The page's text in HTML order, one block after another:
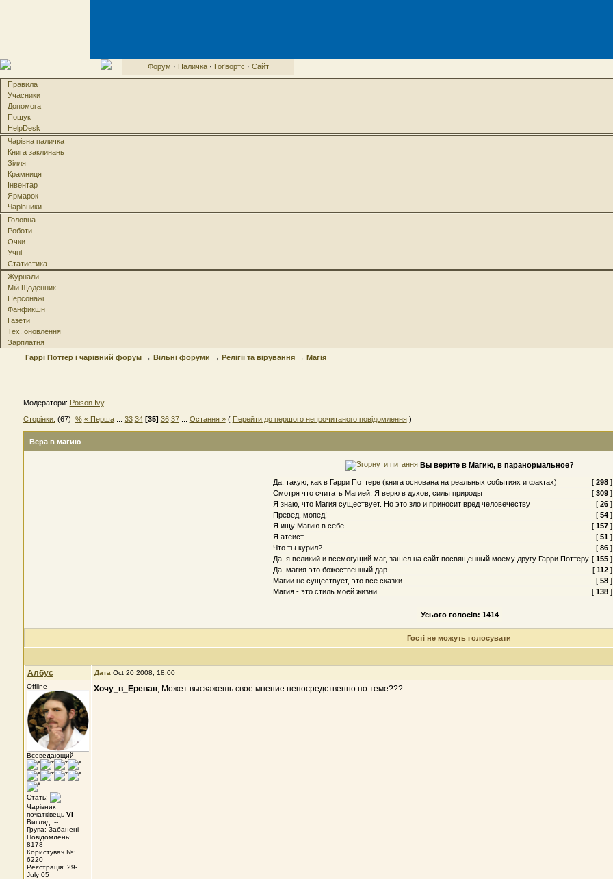
Форум · Паличка· Гоґвортс · Сайт
Правила
Учасники
Допомога
Пошук
HelpDesk
Чарівна паличка
Книга заклинань
Зілля
Крамниця
Інвентар
Ярмарок
Чарівники
Головна
Роботи
Очки
Учні
Статистика
Журнали
Мій Щоденник
Персонажі
Фанфикшн
Газети
Тех. оновлення
Зарплатня
Гаррі Поттер і чарівний форум→ Вільні форуми → Релігії та вірування→ Магія
Модератори: Poison Ivy.
Сторінки: (67) % « Перша... 33 34 [35] 36 37... Остання »( Перейти до першого непрочитаного повідомлення)
Вера в магию
Вы верите в Магию, в паранормальное?
Да, такую, как в Гарри Поттере (книга основана на реальных событиях и фактах) [ 298]
Смотря что считать Магией. Я верю в духов, силы природы
[ 309]
Я знаю, что Магия существует. Но это зло и приносит вред человечеству
[ 26]
Превед, мопед!
[ 54]
Я ищу Магию в себе
[ 157]
Я атеист
[ 51]
Что ты курил?
[ 86]
Да, я великий и всемогущий маг, зашел на сайт посвященный моему другу Гарри Поттеру [ 155]
Да, магия это божественный дар
[ 112]
Магии не существует, это все сказки
[ 58]
Магия - это стиль моей жизни
[ 138]
Усього голосів: 1414
Гості не можуть голосувати
Албус Дата Oct 20 2008, 18:00
Offline
Всеведающий
Стать:
Чарівник
початківець VI
Вигляд: --
Група: Забанені
Повідомлень:
8178
Користувач №:
6220
Реєстрація: 29-
July 05
Хочу_в_Ереван, Может выскажешь свое мнение непосредственно по теме???